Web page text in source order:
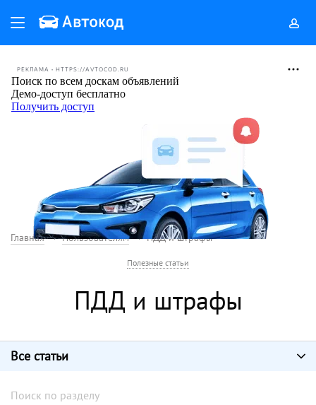
РЕКЛАМА • HTTPS://AVTOCOD.RU
Главная Пользователям ПДД и штрафы
Полезные статьи
ПДД и штрафы
Все статьи